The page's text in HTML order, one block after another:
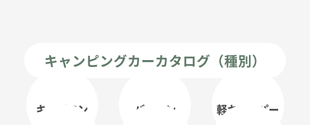
キャンピングカーカタログ（種別）
キャブコン バンコン
軽キャンパー